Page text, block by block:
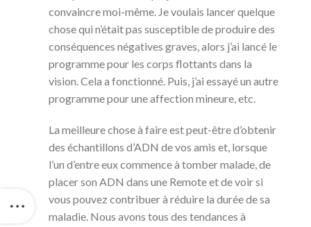
convaincre moi-même. Je voulais lancer quelque
chose qui n’était pas susceptible de produire des
conséquences négatives graves, alors j’ai lancé le
programme pour les corps flottants dans la
vision. Cela a fonctionné. Puis, j’ai essayé un autre
programme pour une affection mineure, etc.
La meilleure chose à faire est peut-être d’obtenir
des échantillons d’ADN de vos amis et, lorsque
l’un d’entre eux commence à tomber malade, de
placer son ADN dans une Remote et de voir si
vous pouvez contribuer à réduire la durée de sa
maladie. Nous avons tous des tendances à